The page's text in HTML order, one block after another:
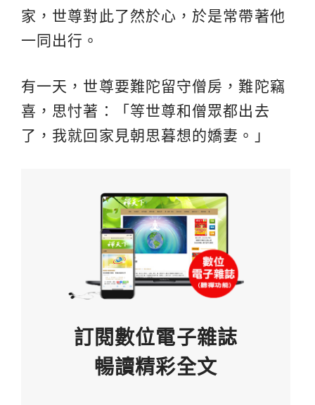
家，世尊對此了然於心，於是常帶著他
一同出行。
有一天，世尊要難陀留守僧房，難陀竊
喜，思忖著：「等世尊和僧眾都出去
了，我就回家見朝思暮想的嬌妻。」
訂閱數位電子雜誌
暢讀精彩全文